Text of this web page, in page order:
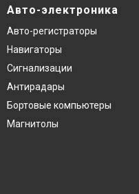
Авто-электроника
Авто-регистраторы
Навигаторы
Сигнализации
Антирадары
Бортовые компьютеры
Магнитолы